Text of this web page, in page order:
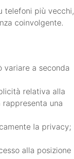
telefoni più vecchi,
coinvolgente.
variare a seconda
relativa alla
una
la privacy;
alla posizione